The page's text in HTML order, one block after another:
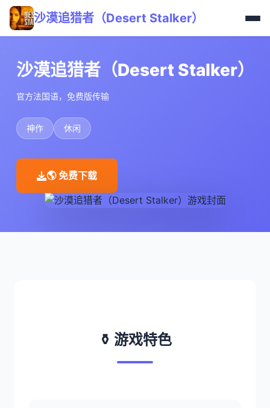
沙漠追猎者（Desert Stalker）
沙漠追猎者（Desert Stalker）
官方法国语，免费版传输
神作 休闲
🌎 免费下载
⚱️ 游戏特色